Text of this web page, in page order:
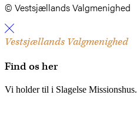
© Vestsjællands Valgmenighed
Vestsjællands Valgmenighed
Find os her
Vi holder til i Slagelse Missionshus.